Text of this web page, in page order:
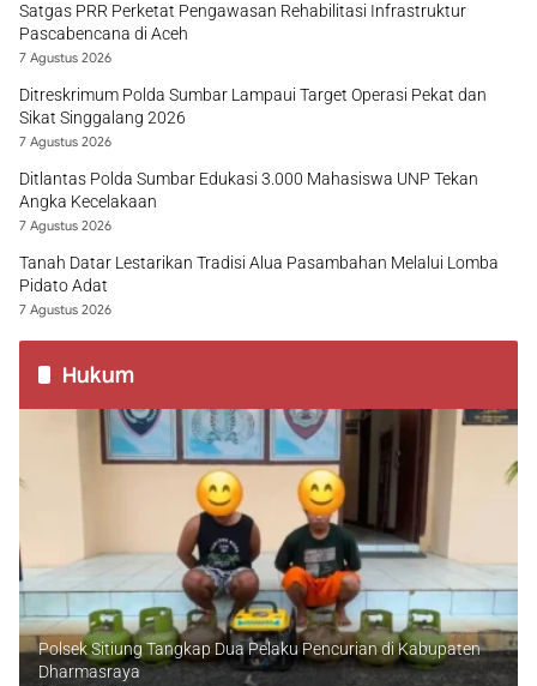
Satgas PRR Perketat Pengawasan Rehabilitasi Infrastruktur
Pascabencana di Aceh
7 Agustus 2026
Ditreskrimum Polda Sumbar Lampaui Target Operasi Pekat dan
Sikat Singgalang 2026
7 Agustus 2026
Ditlantas Polda Sumbar Edukasi 3.000 Mahasiswa UNP Tekan
Angka Kecelakaan
7 Agustus 2026
Tanah Datar Lestarikan Tradisi Alua Pasambahan Melalui Lomba
Pidato Adat
7 Agustus 2026
Hukum
Polsek Sitiung Tangkap Dua Pelaku Pencurian di Kabupaten
Dharmasraya